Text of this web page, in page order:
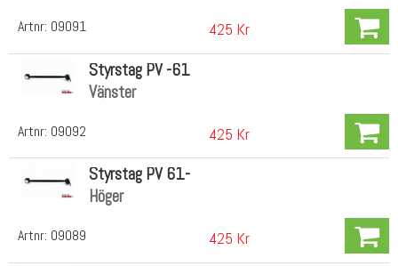
Artnr: 09091 425 Kr
Artnr: 09092
Styrstag PV -61
Vänster
425 Kr
Artnr: 09089
Styrstag PV 61-
Höger
425 Kr